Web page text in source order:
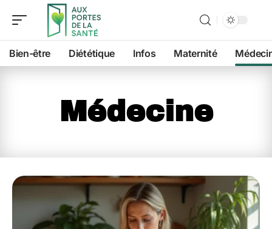
Bien-être Diététique Infos Maternité
Médecine